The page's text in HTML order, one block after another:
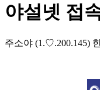
야설넷 접
주소야 (1.♡.200.145)